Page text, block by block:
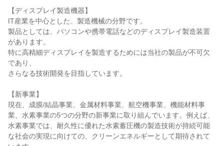
【ディスプレイ製造機器】
IT産業を中心とした、製造機械の分野です。
製品としては、パソコンや携帯電話などのディスプレイ製造装置
があります。
特に高精細ディスプレイを製造するためには当社の製品が不可欠
であり、
さらなる技術開発を目指しています。
【新事業】
現在、成膜/結晶事業、金属材料事業、航空機事業、機能材料事
業、水素事業の5つの分野の新事業に取り組んでいます。例えば、
水素事業では、耐久性に優れた水素蓄圧機の製造技術が持続可能
な社会の実現に向けての、クリーンエネルギーとして期待されて